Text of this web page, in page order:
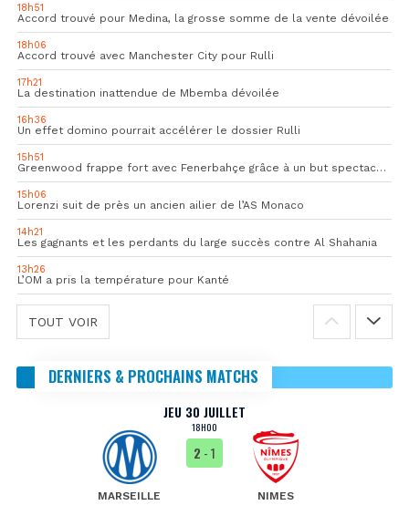
18h51
Accord trouvé pour Medina, la grosse somme de la vente dévoilée
18h06
Accord trouvé avec Manchester City pour Rulli
17h21
La destination inattendue de Mbemba dévoilée
16h36
Un effet domino pourrait accélérer le dossier Rulli
15h51
Greenwood frappe fort avec Fenerbahçe grâce à un but spectaculaire
15h06
Lorenzi suit de près un ancien ailier de l’AS Monaco
14h21
Les gagnants et les perdants du large succès contre Al Shahania
13h26
L’OM a pris la température pour Kanté
TOUT VOIR
DERNIERS & PROCHAINS MATCHS
JEU 30 JUILLET
18H00
MARSEILLE
2 - 1
NIMES